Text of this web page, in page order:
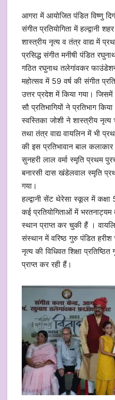
आगरा में आयोजित पंडित विष्णु
संगीत प्रतियोगिता में हल्द्वानी
शास्त्रीय नृत्य व तंत्र वाद्य में
प्रसिद्ध संगीत मनीषी पंडित
गठित रघुनाथ तलेगांवकर फाउंडेशन
महोत्सव में 59 वर्ष की संगीत
उत्तर प्रदेश में किया गया।
सौ प्रतिभागियों ने प्रतिभाग
स्वस्तिका जोशी ने शास्त्रीय
तथा तंत्र वाद्य वायलिन में भी
की इस प्रतिभावान बाल
सुनहरी लाल वर्मा स्मृति प्रथम
बनारसी दास खंडेलवाल स्मृति
गया।
हल्द्वानी सेंट थेरेसा स्कूल में कक्षा
कई प्रतियोगिताओं में
स्थान प्राप्त कर चुकी हैं ।
संस्थान में वरिष्ठ गुरु पंडित
नृत्य की विधिवत शिक्षा
प्राप्त कर रही हैं।